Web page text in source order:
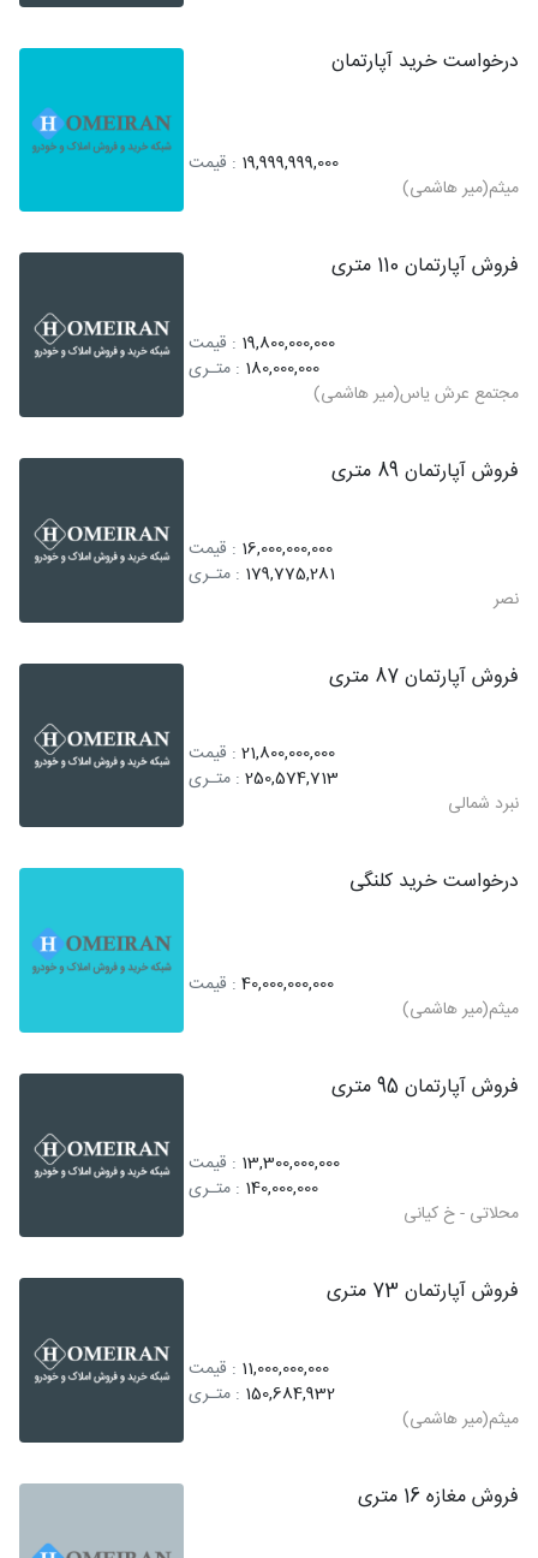
درخواست خرید آپارتمان
19,999,999,000 : قیمت
میثم(میر هاشمی)
فروش آپارتمان 110 متری
19,800,000,000 : قیمت
180,000,000 : متـری
مجتمع عرش یاس(میر هاشمی)
فروش آپارتمان 89 متری
16,000,000,000 : قیمت
179,775,281 : متـری
نصر
فروش آپارتمان 87 متری
21,800,000,000 : قیمت
250,574,713 : متـری
نبرد شمالی
درخواست خرید کلنگی
40,000,000,000 : قیمت
میثم(میر هاشمی)
فروش آپارتمان 95 متری
13,300,000,000 : قیمت
140,000,000 : متـری
محلاتی - خ کیانی
فروش آپارتمان 73 متری
11,000,000,000 : قیمت
150,684,932 : متـری
میثم(میر هاشمی)
فروش مغازه 16 متری